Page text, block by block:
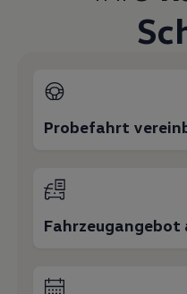
Volkswagen
Probefahrt
Fahrzeugangebot